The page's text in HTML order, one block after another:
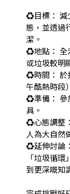
♻️目標： 減
態，並透過
潔。
♻️地點： 全
或垃圾較明
♻️時間： 於
午酷熱時段
♻️準備： 參
具。
♻️心態調整
人為大自然
♻️延伸討論
「垃圾循
到更深嘅知